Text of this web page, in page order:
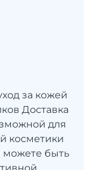
за кожей
Доставка
для
косметики
можете быть